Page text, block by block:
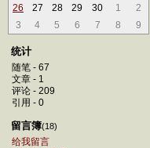
26
27 28 29 30 1
2
3
4 5 6 7 8 9
统计
随笔 - 67
文章 - 1
评论 - 209
引用 - 0
留言簿(18)
给我留言